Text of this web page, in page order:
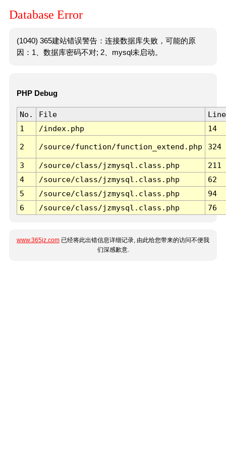
Database Error
(1040) 365建站错误警告：连接数据库失败，可能的原
因：1、数据库密码不对; 2、mysql未启动。
PHP Debug
No. File
Line
1
/index.php 14
2 /source/function/function_extend.php 324
3 /source/class/jzmysql.class.php
211
4
/source/class/jzmysql.class.php
62
5
/source/class/jzmysql.class.php
94
6
/source/class/jzmysql.class.php 76
www.365jz.com 已经将此出错信息详细记录, 由此给您带来的访问不便我
们深感歉意.